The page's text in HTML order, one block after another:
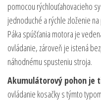
pomocou rýchlouťahovacieho
jednoduché a rýchle zloženie
Páka spúšťania motora je
ovládanie, zároveň je istená
náhodnému spusteniu stroja.
Akumulátorový pohon je
ovládanie kosačky s týmto